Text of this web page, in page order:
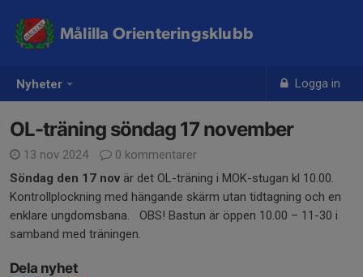
Nyheter Logga in
Målilla Orienteringsklubb
OL-träning söndag 17 november
13 nov 2024
0 kommentarer
Söndag den 17 nov är det OL-träning i MOK-stugan kl 10.00.
Kontrollplockning med hängande skärm utan tidtagning och en
enklare ungdomsbana. OBS! Bastun är öppen 10.00 – 11-30 i
samband med träningen.
Dela nyhet